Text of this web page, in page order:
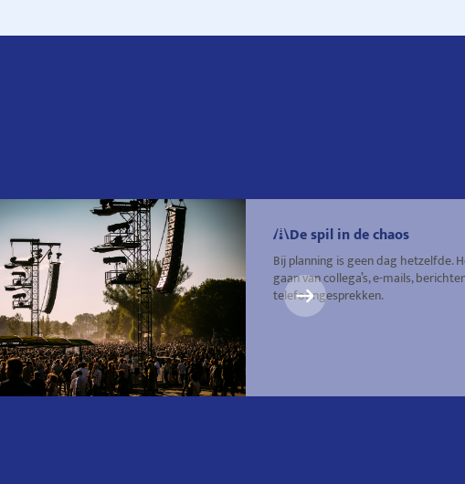
De spil in de chaos
Bij planning is geen dag hetzelfde.
gaan van collega’s, e-mails,
telefoongesprekken.